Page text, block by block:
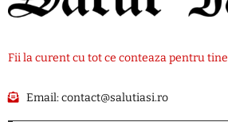
Fii la curent cu tot ce conteaza pentru tine
Email:contact@salutiasi.ro